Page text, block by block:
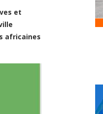
et
africaines